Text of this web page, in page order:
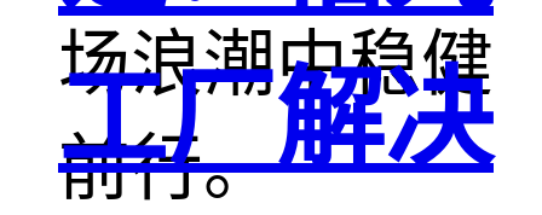
场浪潮中稳健
前行。
工厂解决